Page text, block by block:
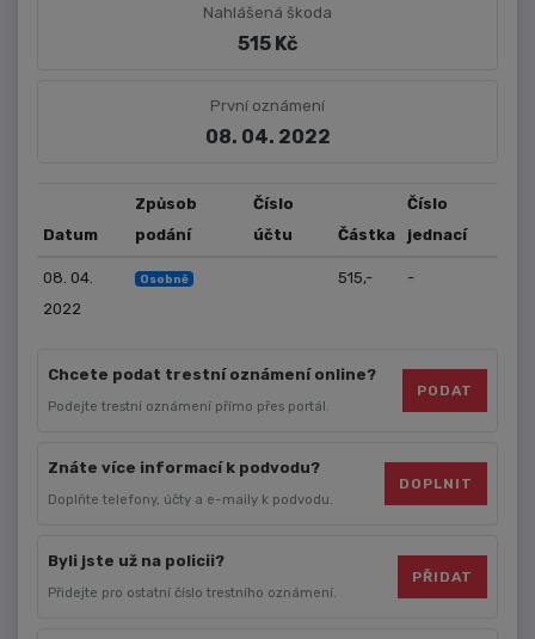
Nahlášená škoda
515 Kč
První oznámení
08. 04. 2022
Datum
Způsob
podání
Číslo
účtu
Částka
Číslo
jednací
08. 04.
2022
Osobně 515,- -
Chcete podat trestní oznámení online?
Podejte trestní oznámení přímo přes portál.
PODAT
Znáte více informací k podvodu?
Doplňte telefony, účty a e-maily k podvodu.
DOPLNIT
Byli jste už na policii?
Přidejte pro ostatní číslo trestního oznámení.
PŘIDAT